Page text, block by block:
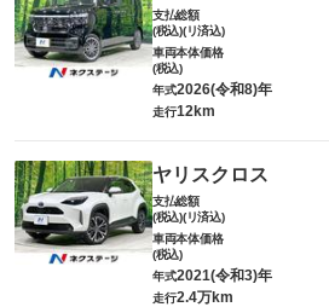
支払総額
(税込)(リ済込)
車両本体価格
(税込)
年式2026(令和8)年
走行12km
ヤリスクロス
支払総額
(税込)(リ済込)
車両本体価格
(税込)
年式2021(令和3)年
走行2.4万km